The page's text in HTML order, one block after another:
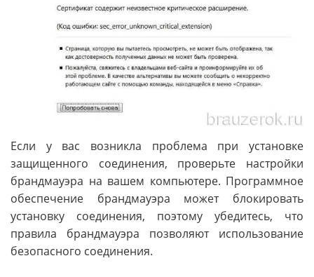
Если у вас возникла проблема при установке
защищенного соединения, проверьте настройки
брандмауэра на вашем компьютере. Программное
обеспечение брандмауэра может блокировать
установку соединения, поэтому убедитесь, что
правила брандмауэра позволяют использование
безопасного соединения.